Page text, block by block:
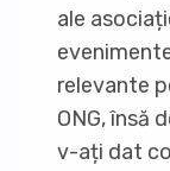
ale
relevante
ONG, însă
v-ați dat